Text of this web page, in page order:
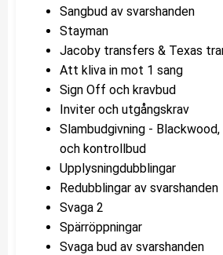
Sangbud av svarshanden
Stayman
Jacoby transfers & Texas
Att kliva in mot 1 sang
Sign Off och kravbud
Inviter och utgångskrav
Slambudgivning - Blackwood,
och kontrollbud
Upplysningdubblingar
Redubblingar av svarshanden
Svaga 2
Spärröppningar
Svaga bud av svarshanden